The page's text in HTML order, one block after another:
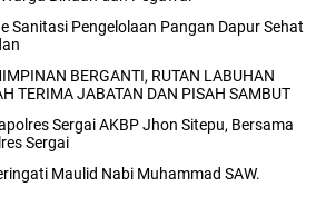
Sanitasi Pengelolaan Pangan Dapur Sehat
BERGANTI, RUTAN LABUHAN
TERIMA JABATAN DAN PISAH SAMBUT
Sergai AKBP Jhon Sitepu, Bersama
Sergai
Maulid Nabi Muhammad SAW.